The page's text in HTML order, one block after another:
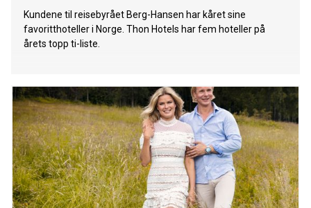
Kundene til reisebyrået Berg-Hansen har kåret sine
favoritthoteller i Norge. Thon Hotels har fem hoteller på
årets topp ti-liste.